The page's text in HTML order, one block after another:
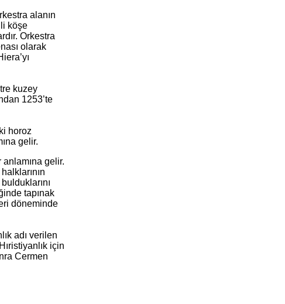
alanın
köşe
Orkestra
olarak
kuzey
1253’te
horoz
gelir.
gelir.
tapınak
döneminde
adı verilen
için
Cermen